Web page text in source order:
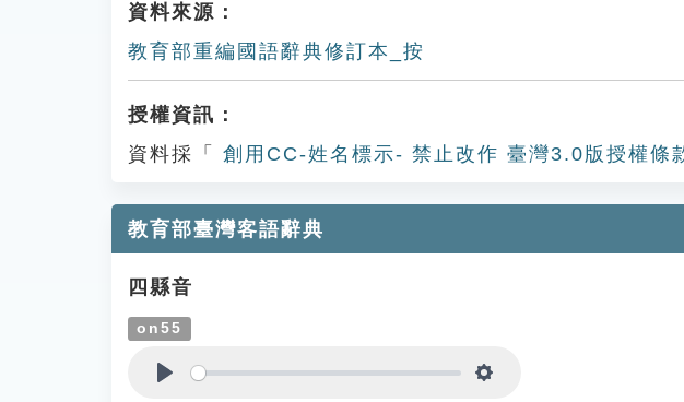
資料來源：
教育部重編國語辭典修訂本_按
授權資訊：
資料採「
創用CC-姓名標示- 禁止改作 臺灣3.0版授權條
教育部臺灣客語辭典
四縣音
on55